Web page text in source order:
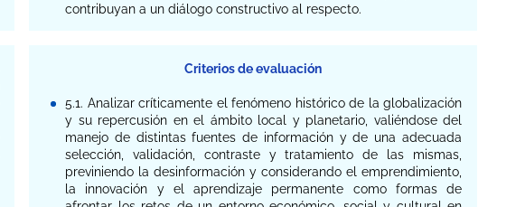
contribuyan a un diálogo constructivo al respecto.
Criterios de evaluación
5.1. Analizar críticamente el fenómeno histórico de la globalización
y su repercusión en el ámbito local y planetario, valiéndose del
manejo de distintas fuentes de información y de una adecuada
selección, validación, contraste y tratamiento de las mismas,
previniendo la desinformación y considerando el emprendimiento,
la innovación y el aprendizaje permanente como formas de